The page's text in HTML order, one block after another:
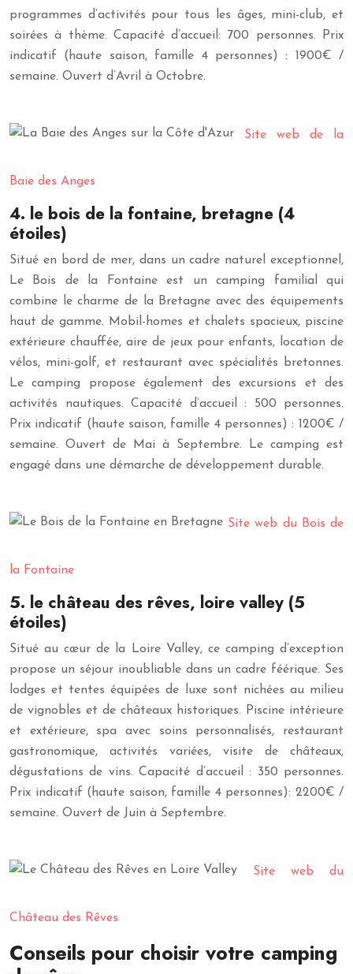
programmes d’activités pour tous les âges, mini-club, et
soirées à thème. Capacité d’accueil: 700 personnes. Prix
indicatif (haute saison, famille 4 personnes) : 1900€ /
semaine. Ouvert d’Avril à Octobre.
Site web de la
Baie des Anges
4. le bois de la fontaine, bretagne (4
étoiles)
Situé en bord de mer, dans un cadre naturel exceptionnel,
Le Bois de la Fontaine est un camping familial qui
combine le charme de la Bretagne avec des équipements
haut de gamme. Mobil-homes et chalets spacieux, piscine
extérieure chauffée, aire de jeux pour enfants, location de
vélos, mini-golf, et restaurant avec spécialités bretonnes.
Le camping propose également des excursions et des
activités nautiques. Capacité d’accueil : 500 personnes.
Prix indicatif (haute saison, famille 4 personnes) : 1200€ /
semaine. Ouvert de Mai à Septembre. Le camping est
engagé dans une démarche de développement durable.
Site web du Bois de
la Fontaine
5. le château des rêves, loire valley (5
étoiles)
Situé au cœur de la Loire Valley, ce camping d’exception
propose un séjour inoubliable dans un cadre féérique. Ses
lodges et tentes équipées de luxe sont nichées au milieu
de vignobles et de châteaux historiques. Piscine intérieure
et extérieure, spa avec soins personnalisés, restaurant
gastronomique, activités variées, visite de châteaux,
dégustations de vins. Capacité d’accueil : 350 personnes.
Prix indicatif (haute saison, famille 4 personnes): 2200€ /
semaine. Ouvert de Juin à Septembre.
Site web du
Château des Rêves
Conseils pour choisir votre camping